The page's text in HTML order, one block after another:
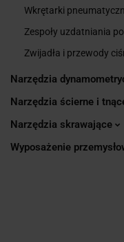
Wkrętarki
Zespoły uzdatniania
Zwijadła i przewody
Narzędzia
Narzędzia ścierne i
Narzędzia skrawające
Wyposażenie